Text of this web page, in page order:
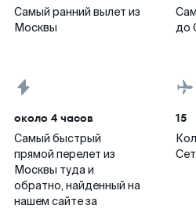
Самый ранний вылет из
Москвы
до
около 4 часов
Самый быстрый
прямой перелет из
Москвы туда и
обратно, найденный на
нашем сайте за
15